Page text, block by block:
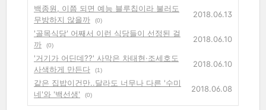
백종원, 이쯤 되면 예능 블루칩이라 불러도
무방하지 않을까
(0)
2018.06.13
'골목식당' 어째서 이런 식당들이 선정된 걸
까
(0)
2018.06.10
'거기가 어딘데??' 사막은 차태현·조세호도
사색하게 만든다
(1)
2018.06.10
같은 집밥이건만..달라도 너무나 다른 '수미
네'와 '백선생'
(0)
2018.06.08